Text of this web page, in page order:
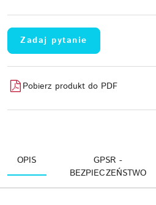
Zadaj pytanie
Pobierz produkt do PDF
OPIS
GPSR -
BEZPIECZEŃSTWO